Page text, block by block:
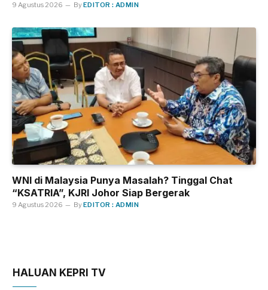
9 Agustus 2026 ByEDITOR : ADMIN
WNI di Malaysia Punya Masalah? Tinggal Chat
“KSATRIA”, KJRI Johor Siap Bergerak
9 Agustus 2026 ByEDITOR : ADMIN
HALUAN KEPRI TV